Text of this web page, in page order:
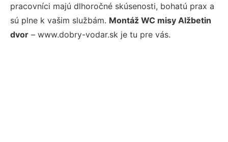
pracovníci majú dlhoročné skúsenosti, bohatú prax a
sú plne k vašim službám. Montáž WC misy Alžbetin
dvor – www.dobry-vodar.sk je tu pre vás.